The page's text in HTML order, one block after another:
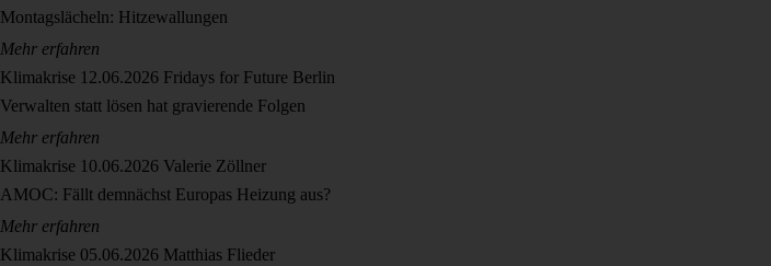
Montagslächeln: Hitzewallungen
Mehr erfahren
Klimakrise 12.06.2026 Fridays for Future Berlin
Verwalten statt lösen hat gravierende Folgen
Mehr erfahren
Klimakrise 10.06.2026 Valerie Zöllner
AMOC: Fällt demnächst Europas Heizung aus?
Mehr erfahren
Klimakrise 05.06.2026 Matthias Flieder